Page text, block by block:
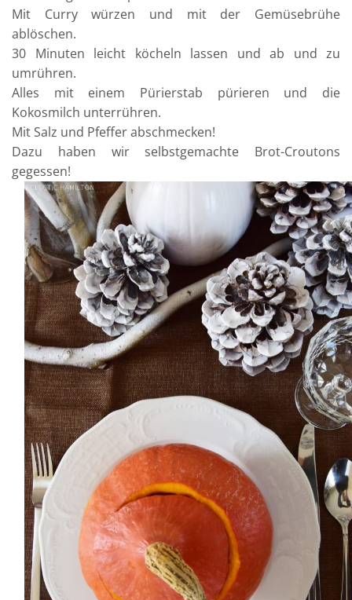
Mit Curry würzen und mit der Gemüsebrühe
ablöschen.
30 Minuten leicht köcheln lassen und ab und zu
umrühren.
Alles mit einem Pürierstab pürieren und die
Kokosmilch unterrühren.
Mit Salz und Pfeffer abschmecken!
Dazu haben wir selbstgemachte Brot-Croutons
gegessen!